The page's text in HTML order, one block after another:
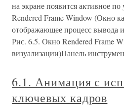
на экране появится активное
Rendered Frame Window (Окно
отображающее процесс вывода
Рис. 6.5. Окно Rendered Frame
визуализации)Панель
6.1. Анимация с
ключевых кадров